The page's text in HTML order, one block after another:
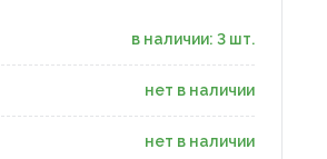
в наличии: 3 шт.
нет в наличии
нет в наличии